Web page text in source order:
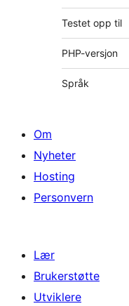
Testet opp til
PHP-versjon
Språk
Om
Nyheter
Hosting
Personvern
Lær
Brukerstøtte
Utviklere